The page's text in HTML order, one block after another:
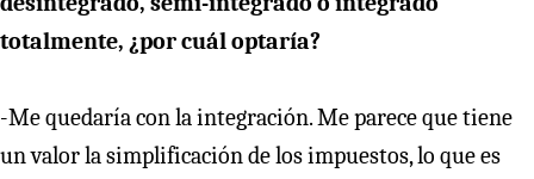
totalmente, ¿por cuál optaría?
-Me quedaría con la integración. Me parece que tiene
un valor la simplificación de los impuestos, lo que es